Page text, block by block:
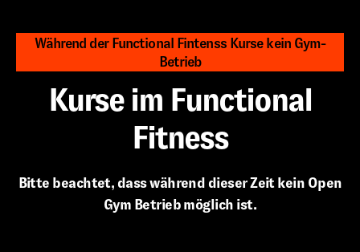
Während der Functional Fintenss Kurse kein Gym-
Betrieb
Kurse im Functional
Fitness
Bitte beachtet, dass während dieser Zeit kein Open
Gym Betrieb möglich ist.